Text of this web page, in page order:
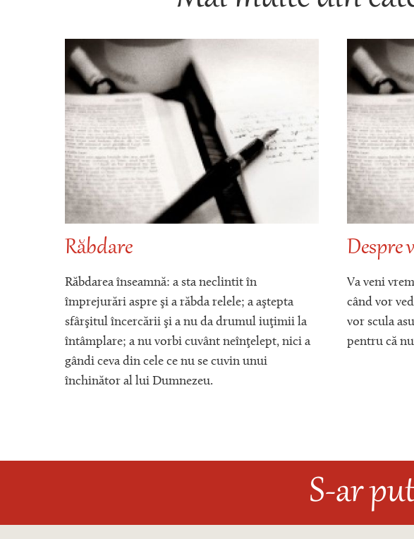
Despre vremurile de apoi
Va veni vremea ca oamenii să înebunească și
când vor vedea pe cineva că nu înebunește, se
vor scula asupra lui, zicându-i că el este nebun,
pentru că nu este asemenea lor.
Nașterea
soare
S-ar